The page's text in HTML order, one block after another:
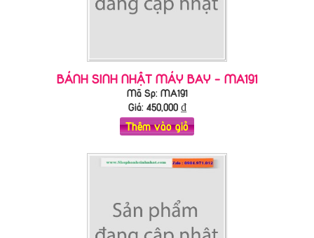
BÁNH SINH NHẬT MÁY BAY - MA191
Mã Sp: MA191
Giá: 450,000₫
Thêm vào giỏ